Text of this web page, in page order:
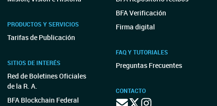
PRODUCTOS Y SERVICIOS
Tarifas de Publicación
SITIOS DE INTERÉS
Red de Boletines Oficiales
de la R. A.
BFA Blockchain Federal
BFA Verificación
Firma digital
FAQ Y TUTORIALES
Preguntas Frecuentes
CONTACTO